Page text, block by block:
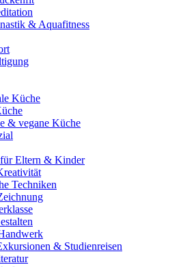
& Aquafitness
Küche
& vegane Küche
Eltern & Kinder
Techniken
& Studienreisen